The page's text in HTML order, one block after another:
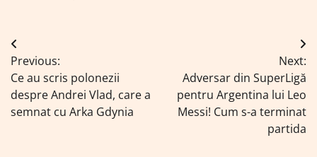
Navigare
în
articole
Previous:
Ce au scris polonezii
despre Andrei Vlad, care a
semnat cu Arka Gdynia
Next:
Adversar din SuperLigă
pentru Argentina lui Leo
Messi! Cum s-a terminat
partida